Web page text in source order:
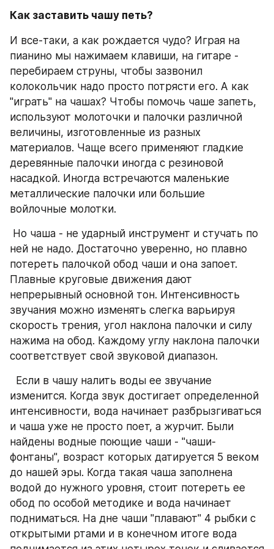
Как заставить чашу петь?
И все-таки, а как рождается чудо? Играя на
пианино мы нажимаем клавиши, на гитаре -
перебираем струны, чтобы зазвонил
колокольчик надо просто потрясти его. А как
"играть" на чашах? Чтобы помочь чаше запеть,
используют молоточки и палочки различной
величины, изготовленные из разных
материалов. Чаще всего применяют гладкие
деревянные палочки иногда с резиновой
насадкой. Иногда встречаются маленькие
металлические палочки или большие
войлочные молотки.
ней не надо. Достаточно уверенно, но плавно
потереть палочкой обод чаши и она запоет.
Плавные круговые движения дают
непрерывный основной тон. Интенсивность
звучания можно изменять слегка варьируя
скорость трения, угол наклона палочки и силу
нажима на обод. Каждому углу наклона палочки
соответствует свой звуковой диапазон.
изменится. Когда звук достигает определенной
интенсивности, вода начинает разбрызгиваться
и чаша уже не просто поет, а журчит. Были
найдены водные поющие чаши - "чаши-
фонтаны", возраст которых датируется 5 веком
до нашей эры. Когда такая чаша заполнена
водой до нужного уровня, стоит потереть ее
обод по особой методике и вода начинает
подниматься. На дне чаши "плавают" 4 рыбки с
открытыми ртами и в конечном итоге вода